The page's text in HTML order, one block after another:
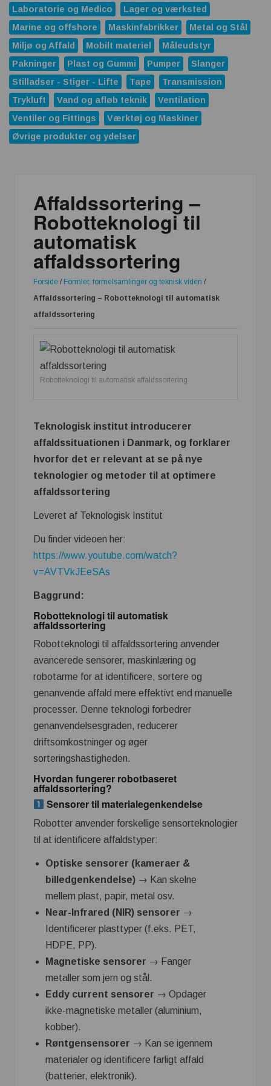
Laboratorie og Medico
Lager og værksted
Marine og offshore
Maskinfabrikker
Metal og Stål
Miljø og Affald
Mobilt materiel
Måleudstyr
Pakninger
Plast og Gummi Pumper
Slanger
Stilladser - Stiger - Lifte
Tape
Transmission
Trykluft
Vand og afløb teknik
Ventilation
Ventiler og Fittings
Værktøj og Maskiner
Øvrige produkter og ydelser
Affaldssortering –
Robotteknologi til
automatisk
affaldssortering
Forside / Formler, formelsamlinger og teknisk viden /
Affaldssortering – Robotteknologi til automatisk
affaldssortering
Robotteknologi til automatisk affaldssortering
Teknologisk institut introducerer
affaldssituationen i Danmark, og forklarer
hvorfor det er relevant at se på nye
teknologier og metoder til at optimere
affaldssortering
Leveret af Teknologisk Institut
Du finder videoen her:
https://www.youtube.com/watch?
v=AVTVkJEeSAs
Baggrund:
Robotteknologi til automatisk
affaldssortering
Robotteknologi til affaldssortering anvender
avancerede sensorer, maskinlæring og
robotarme for at identificere, sortere og
genanvende affald mere effektivt end manuelle
processer. Denne teknologi forbedrer
genanvendelsesgraden, reducerer
driftsomkostninger og øger
sorteringshastigheden.
Hvordan fungerer robotbaseret
affaldssortering?
Sensorer til materialegenkendelse
Robotter anvender forskellige sensorteknologier
til at identificere affaldstyper:
Optiske sensorer (kameraer &
billedgenkendelse) → Kan skelne
mellem plast, papir, metal osv.
Near-Infrared (NIR) sensorer →
Identificerer plasttyper (f.eks. PET,
HDPE, PP).
Magnetiske sensorer → Fanger
metaller som jern og stål.
Eddy current sensorer → Opdager
ikke-magnetiske metaller (aluminium,
kobber).
Røntgensensorer → Kan se igennem
materialer og identificere farligt affald
(batterier, elektronik).